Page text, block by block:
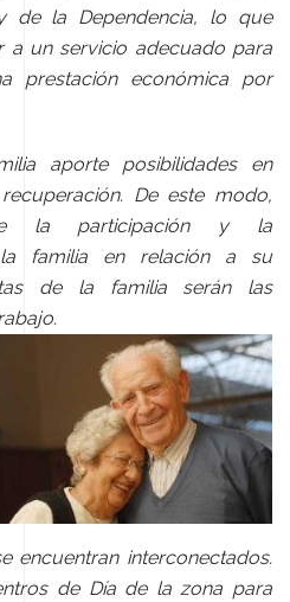
de la Dependencia, lo que
a un servicio adecuado para
prestación económica por
aporte posibilidades en
De este modo,
la participación y la
la familia en relación a su
de la familia serán las
encuentran interconectados.
de Día de la zona para